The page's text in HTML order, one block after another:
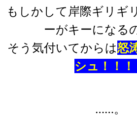
もしかして岸際ギリギ
ーがキーになる
そう気付いてからは怒
シュ！！！
……。